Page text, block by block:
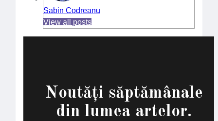
Sabin Codreanu
View all posts
Noutăți săptămânale
din lumea artelor.